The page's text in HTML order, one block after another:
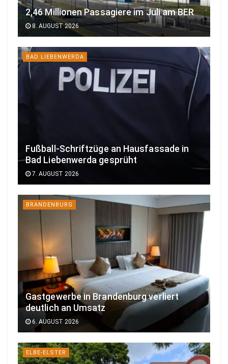
2,46 Millionen Passagiere im Juli am BER
8. AUGUST 2026
BAD LIEBENWERDA
Fußball-Schriftzüge an Hausfassade in
Bad Liebenwerda gesprüht
7. AUGUST 2026
BRANDENBURG
Gastgewerbe in Brandenburg verliert
deutlich an Umsatz
6. AUGUST 2026
ELBE-ELSTER